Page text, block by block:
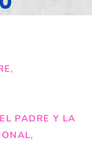
,
EL PADRE Y LA
,